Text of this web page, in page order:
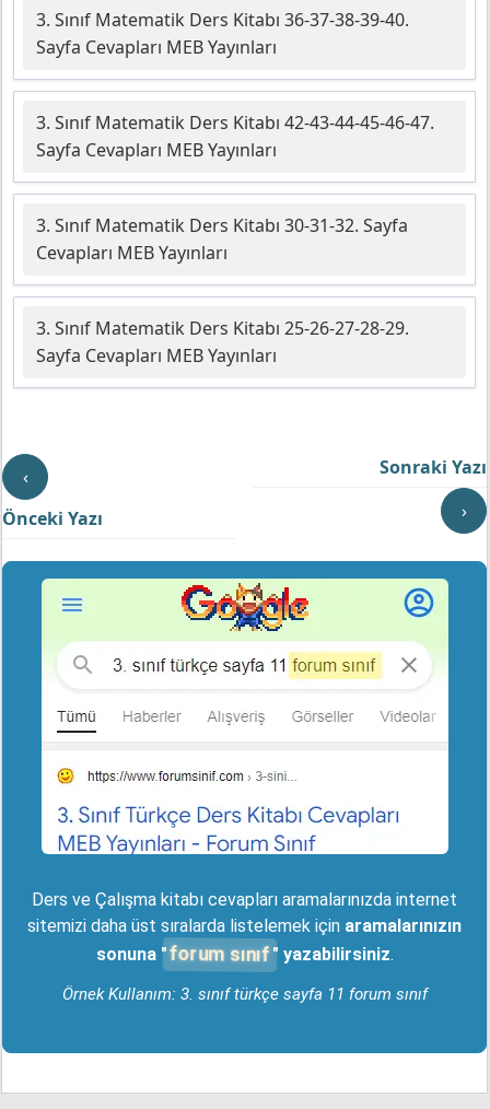
3. Sınıf Matematik Ders Kitabı 36-37-38-39-40.
Sayfa Cevapları MEB Yayınları
3. Sınıf Matematik Ders Kitabı 42-43-44-45-46-47.
Sayfa Cevapları MEB Yayınları
3. Sınıf Matematik Ders Kitabı 30-31-32. Sayfa
Cevapları MEB Yayınları
3. Sınıf Matematik Ders Kitabı 25-26-27-28-29.
Sayfa Cevapları MEB Yayınları
‹
Önceki Yazı
Sonraki Yazı
›
Ders ve Çalışma kitabı cevapları aramalarınızda internet
sitemizi daha üst sıralarda listelemek için aramalarınızın
sonuna " forum sınıf " yazabilirsiniz.
Örnek Kullanım: 3. sınıf türkçe sayfa 11 forum sınıf